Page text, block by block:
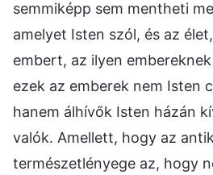
semmiképp sem mentheti
amelyet Isten szól, és az
embert, az ilyen
ezek az emberek nem Isten
hanem álhívők Isten házán
valók. Amellett, hogy az
természetlényege az, hogy